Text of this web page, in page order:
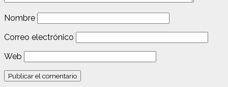
Nombre
Correo electrónico
Web